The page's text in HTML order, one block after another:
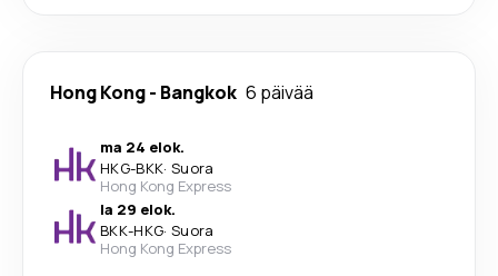
Hong Kong- Bangkok 6 päivää
ma 24 elok.
HKG-BKK· Suora
Hong Kong Express
la 29 elok.
BKK-HKG· Suora
Hong Kong Express